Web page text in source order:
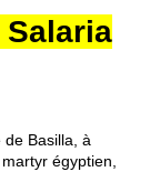
Basilla, à
égyptien,